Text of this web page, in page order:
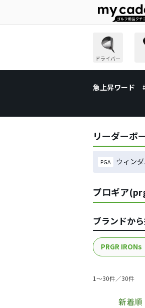
ドライバー
急上昇ワード
リーダーボ
PGA ウィン
プロギア
ブランドか
PRGR IRONs
1〜30件／30件
新着順